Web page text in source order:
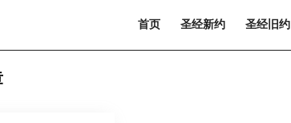
首页 圣经新约 圣经旧约